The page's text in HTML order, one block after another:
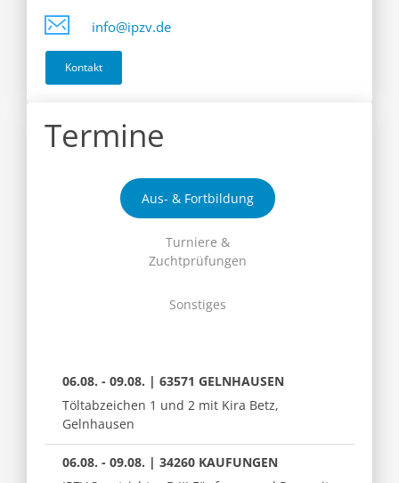
info@ipzv.de
Kontakt
Termine
Aus- & Fortbildung
Turniere &
Zuchtprüfungen
Sonstiges
06.08. - 09.08. | 63571 GELNHAUSEN
Töltabzeichen 1 und 2 mit Kira Betz,
Gelnhausen
06.08. - 09.08. | 34260 KAUFUNGEN